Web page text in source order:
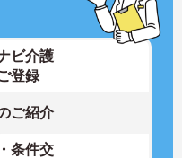
ビ介護
登録
ご紹介
条件交